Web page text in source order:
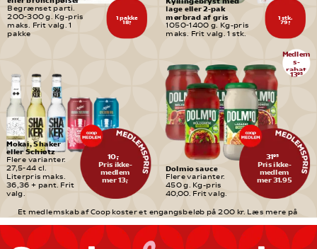
Medlem
s-
rabat
1395
3195
Pris ikke-
medlem
mer 31.95
Dolmio sauce
Flere varianter.
450 g. Kg-pris
40,00. Frit valg.
1 stk.
79,-
lage eller 2-pak
mørbrad af gris
1050-1400 g. Kg-pris
maks. Frit valg. 1 stk.
1 pakke
18,-
Begrænset parti.
200-300 g. Kg-pris
maks. Frit valg. 1
pakke
Et medlemskab af Coop koster et engangsbeløb på 200 kr. Læs mere på
10,-
Pris ikke-
medlem
mer 13,-
Mokai, Shaker
eller Schiøtz
Flere varianter.
27,5-44 cl.
Literpris maks.
36,36 + pant. Frit
valg.